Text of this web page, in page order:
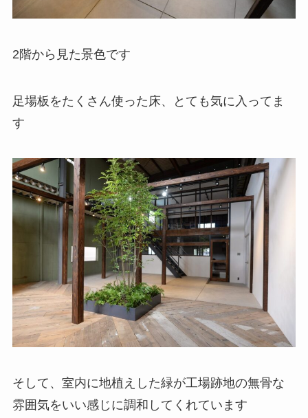
2階から見た景色です
足場板をたくさん使った床、とても気に入ってま
す
そして、室内に地植えした緑が工場跡地の無骨な
雰囲気をいい感じに調和してくれています